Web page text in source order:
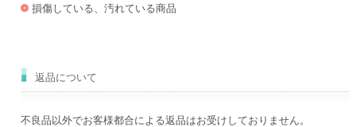
損傷している、汚れている商品
返品について
不良品以外でお客様都合による返品はお受けしておりません。